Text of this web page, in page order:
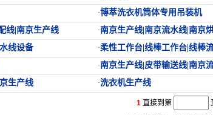
·博萃洗衣机筒体专用吊装机
线|南京生产线 ·南京生产线|南京流水线|南京
线设备 ·柔性工作台|线棒工作台|线棒
·南京生产线|皮带输送线|南京
生产线 ·洗衣机生产线
1 直接到第